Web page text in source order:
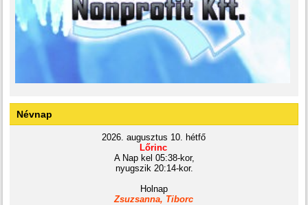
Névnap
2026. augusztus 10. hétfő
Lőrinc
A Nap kel 05:38-kor,
nyugszik 20:14-kor.
Holnap
Zsuzsanna, Tiborc